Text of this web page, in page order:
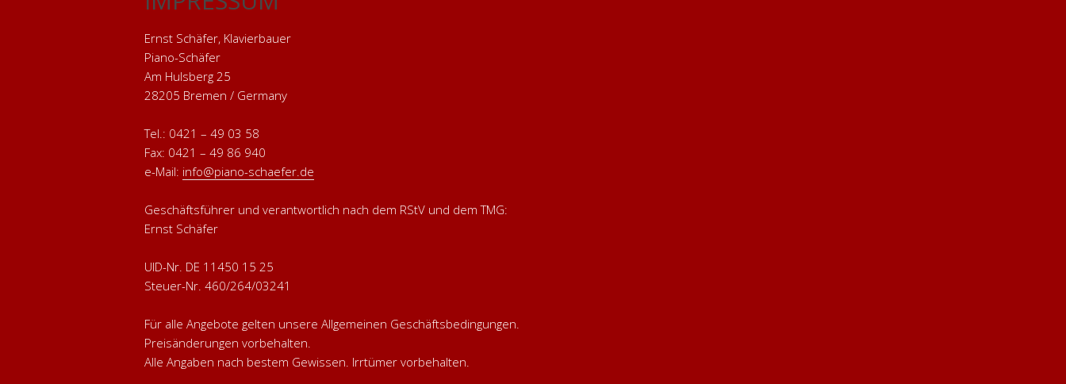
Ernst Schäfer, Klavierbauer
Piano-Schäfer
Am Hulsberg 25
28205 Bremen / Germany
Tel.: 0421 – 49 03 58
Fax: 0421 – 49 86 940
e-Mail: info@piano-schaefer.de
Geschäftsführer und verantwortlich nach dem RStV und dem TMG:
Ernst Schäfer
UID-Nr. DE 11450 15 25
Steuer-Nr. 460/264/03241
Für alle Angebote gelten unsere Allgemeinen Geschäftsbedingungen.
Preisänderungen vorbehalten.
Alle Angaben nach bestem Gewissen. Irrtümer vorbehalten.